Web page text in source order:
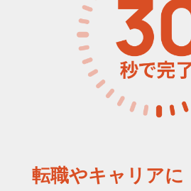
転職やキャリアに